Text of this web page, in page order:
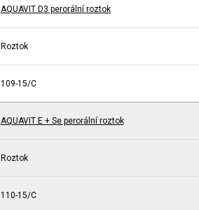
AQUAVIT D3 perorální roztok
Roztok
109-15/C
AQUAVIT E + Se perorální roztok
Roztok
110-15/C